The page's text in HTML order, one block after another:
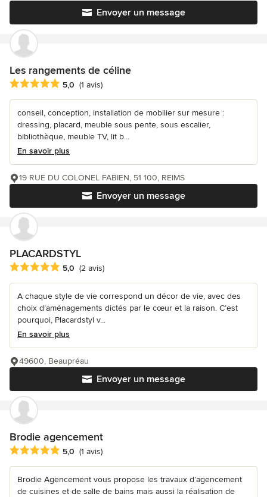
Envoyer un message
Les rangements de céline
Note moyenne : 5 étoiles sur 5
5,0 (1 avis)
conseil, conception, installation de mobilier sur mesure :
dressing, placard, meuble sous pente, sous escalier,
bibliothèque, meuble TV, lit b...
En savoir plus
Envoyer un message
19 RUE DU COLONEL FABIEN, 51 100, REIMS
PLACARDSTYL
Note moyenne : 5 étoiles sur 5
5,0 (2 avis)
A chaque style de vie correspond un décor de vie, avec des
choix d’aménagements dictés par le cœur et la raison. C’est
pourquoi, Placardstyl v...
En savoir plus
Envoyer un message
49600, Beaupréau
Brodie agencement
Note moyenne : 5 étoiles sur 5
5,0 (1 avis)
Brodie Agencement vous propose les travaux d’agencement
de cuisines et de salle de bains mais aussi la réalisation de